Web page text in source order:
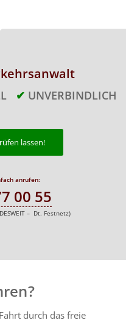
✔ UNVERBINDLICH
lassen!
anrufen:
00 55
– Dt. Festnetz)
durch das freie